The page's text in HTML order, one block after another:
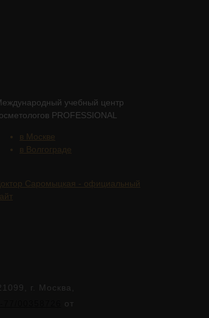
учебный центр
PROFESSIONAL
в Москве
в Волгограде
Саромыцкая - официальный
г. Москва,
от